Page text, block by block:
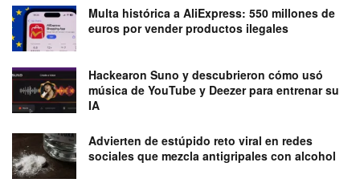
Multa histórica a AliExpress: 550 millones de
euros por vender productos ilegales
Hackearon Suno y descubrieron cómo usó
música de YouTube y Deezer para entrenar su
IA
Advierten de estúpido reto viral en redes
sociales que mezcla antigripales con alcohol